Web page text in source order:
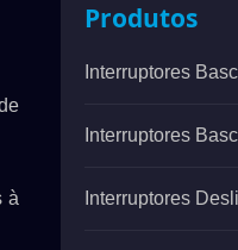
à
Produtos
Interruptores
Interruptores
Interruptores